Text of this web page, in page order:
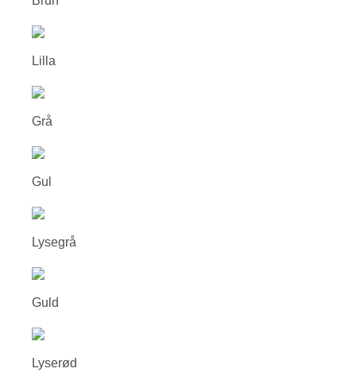
Lilla
Grå
Gul
Lysegrå
Guld
Lyserød